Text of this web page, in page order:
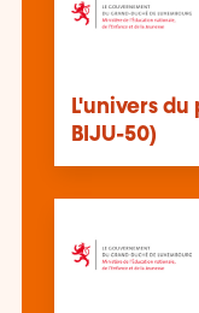
L'univers
BIJU-50)